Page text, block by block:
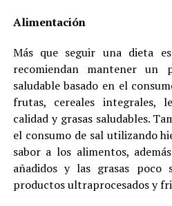
Alimentación
Más que seguir una dieta
recomiendan mantener un
saludable basado en el
frutas, cereales integrales,
calidad y grasas saludables.
el consumo de sal utilizando
sabor a los alimentos,
añadidos y las grasas poco
productos ultraprocesados y